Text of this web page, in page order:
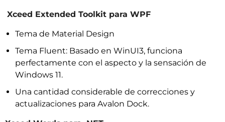
Xceed Extended Toolkit para WPF
Tema de Material Design
Tema Fluent: Basado en WinUI3, funciona
perfectamente con el aspecto y la sensación de
Windows 11.
Una cantidad considerable de correcciones y
actualizaciones para Avalon Dock.